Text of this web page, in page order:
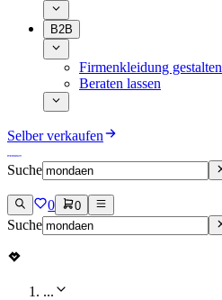
B2B
Firmenkleidung gestalten
Beraten lassen
Selber verkaufen
Suche
0 0
Suche
...